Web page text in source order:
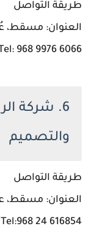
طريقة التواصل
العنوان: مسقط،
Tel: 968 9976 6066
6. شركة
والتصميم
طريقة التواصل
العنوان: مسقط،
Tel:968 24 616854